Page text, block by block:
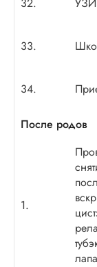
33.
34.
После родов
1.